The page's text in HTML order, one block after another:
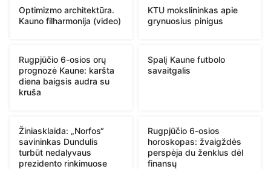
Optimizmo architektūra.
Kauno filharmonija (video)
KTU mokslininkas apie
grynuosius pinigus
Rugpjūčio 6-osios orų
prognozė Kaune: karšta
diena baigsis audra su
kruša
Spalį Kaune futbolo
savaitgalis
Žiniasklaida: „Norfos“
savininkas Dundulis
turbūt nedalyvaus
prezidento rinkimuose
Rugpjūčio 6-osios
horoskopas: žvaigždės
perspėja du ženklus dėl
finansų